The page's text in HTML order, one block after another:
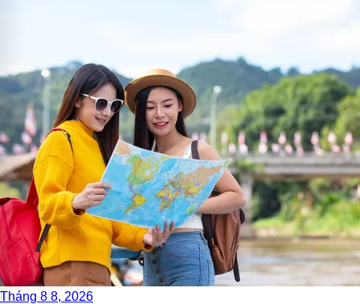
Tháng 8 8, 2026